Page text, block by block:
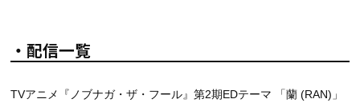
・配信一覧
TVアニメ『ノブナガ・ザ・フール』第2期EDテーマ 「蘭 (RAN)」